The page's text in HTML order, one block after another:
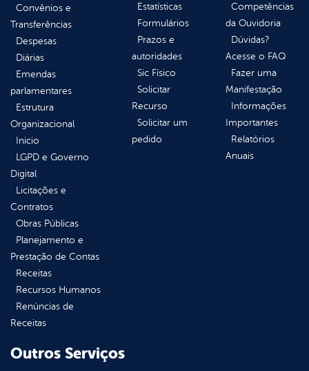
Convênios e
Transferências
Despesas
Diárias
Emendas
parlamentares
Estrutura
Organizacional
Inicio
LGPD e Governo
Digital
Licitações e
Contratos
Obras Públicas
Planejamento e
Prestação de Contas
Receitas
Recursos Humanos
Renúncias de
Receitas
Estatísticas
Formulários
Prazos e
autoridades
Sic Físico
Solicitar
Recurso
Solicitar um
pedido
Competências
da Ouvidoria
Dúvidas?
Acesse o FAQ
Fazer uma
Manifestação
Informações
Importantes
Relatórios
Anuais
Outros Serviços